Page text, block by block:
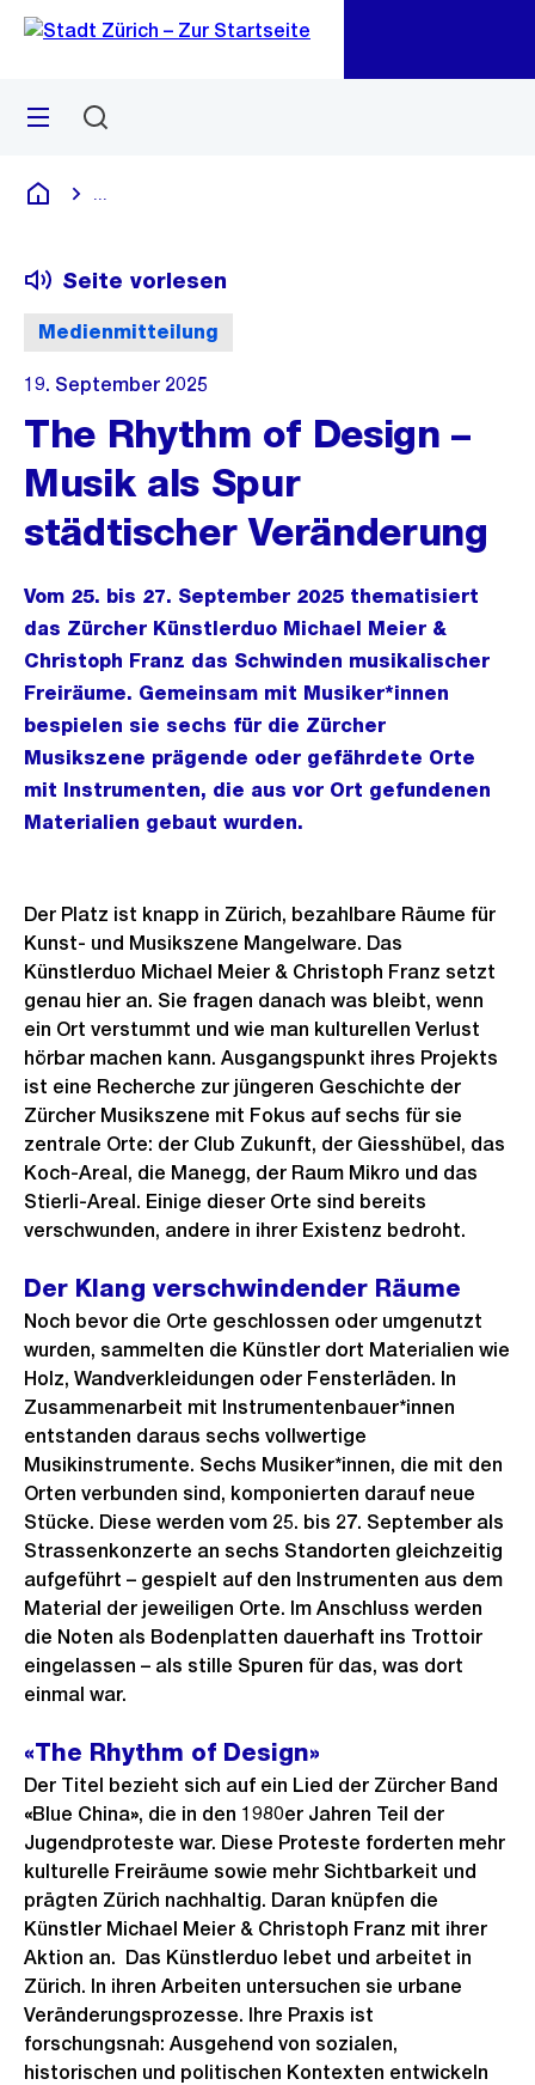
Navigation
Sprunglink
Menü
Deutsch
Medienmitteilung
Seite vorlesen
19. September 2025
The Rhythm of Design –
Musik als Spur
städtischer Veränderung
Vom 25. bis 27. September 2025 thematisiert
das Zürcher Künstlerduo Michael Meier &
Christoph Franz das Schwinden musikalischer
Freiräume. Gemeinsam mit Musiker*innen
bespielen sie sechs für die Zürcher
Musikszene prägende oder gefährdete Orte
mit Instrumenten, die aus vor Ort gefundenen
Materialien gebaut wurden.
Der Platz ist knapp in Zürich, bezahlbare Räume für
Kunst- und Musikszene Mangelware. Das
Künstlerduo Michael Meier & Christoph Franz setzt
genau hier an. Sie fragen danach was bleibt, wenn
ein Ort verstummt und wie man kulturellen Verlust
hörbar machen kann. Ausgangspunkt ihres Projekts
ist eine Recherche zur jüngeren Geschichte der
Zürcher Musikszene mit Fokus auf sechs für sie
zentrale Orte: der Club Zukunft, der Giesshübel, das
Koch-Areal, die Manegg, der Raum Mikro und das
Stierli-Areal. Einige dieser Orte sind bereits
verschwunden, andere in ihrer Existenz bedroht.
Der Klang verschwindender Räume
Noch bevor die Orte geschlossen oder umgenutzt
wurden, sammelten die Künstler dort Materialien wie
Holz, Wandverkleidungen oder Fensterläden. In
Zusammenarbeit mit Instrumentenbauer*innen
entstanden daraus sechs vollwertige
Musikinstrumente. Sechs Musiker*innen, die mit den
Orten verbunden sind, komponierten darauf neue
Stücke. Diese werden vom 25. bis 27. September als
Strassenkonzerte an sechs Standorten gleichzeitig
aufgeführt – gespielt auf den Instrumenten aus dem
Material der jeweiligen Orte. Im Anschluss werden
die Noten als Bodenplatten dauerhaft ins Trottoir
eingelassen – als stille Spuren für das, was dort
einmal war.
«The Rhythm of Design»
Der Titel bezieht sich auf ein Lied der Zürcher Band
«Blue China», die in den 1980er Jahren Teil der
Jugendproteste war. Diese Proteste forderten mehr
kulturelle Freiräume sowie mehr Sichtbarkeit und
prägten Zürich nachhaltig. Daran knüpfen die
Künstler Michael Meier & Christoph Franz mit ihrer
Aktion an. Das Künstlerduo lebet und arbeitet in
Zürich. In ihren Arbeiten untersuchen sie urbane
Veränderungsprozesse. Ihre Praxis ist
forschungsnah: Ausgehend von sozialen,
historischen und politischen Kontexten entwickeln